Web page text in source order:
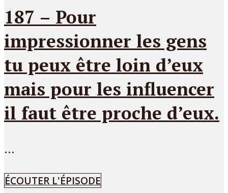
187 – Pour
impressionner les gens
tu peux être loin d’eux
mais pour les influencer
il faut être proche d’eux.
...
ÉCOUTER L'ÉPISODE